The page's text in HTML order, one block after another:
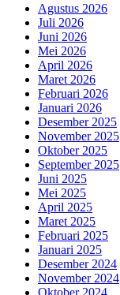
Agustus 2026
Juli 2026
Juni 2026
Mei 2026
April 2026
Maret 2026
Februari 2026
Januari 2026
Desember 2025
November 2025
Oktober 2025
September 2025
Juni 2025
Mei 2025
April 2025
Maret 2025
Februari 2025
Januari 2025
Desember 2024
November 2024
Oktober 2024